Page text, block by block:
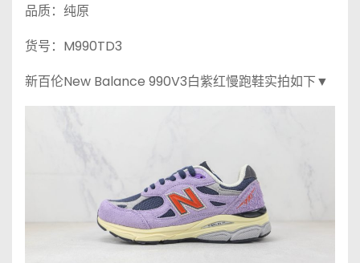
品质：纯原
货号：M990TD3
新百伦New Balance 990V3白紫红慢跑鞋实拍如下▼